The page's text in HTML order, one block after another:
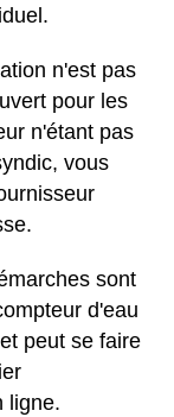
n'est pas
pour les
n'étant pas
vous
sont
d'eau
peut se faire
ligne.